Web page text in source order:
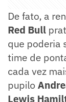
De fato, a
Red Bull
que poderia
time de
cada vez
pupilo
Lewis